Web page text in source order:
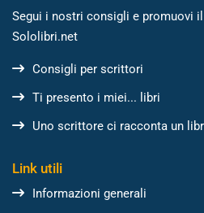
Segui i nostri consigli e promuovi
Sololibri.net
Consigli per scrittori
Ti presento i miei... libri
Uno scrittore ci racconta un
Link utili
Informazioni generali